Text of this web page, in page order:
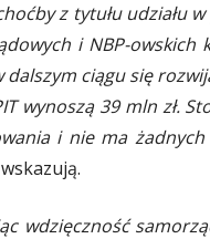
z tytułu udziału
i NBP-
dalszym ciągu się
wynoszą 39 mln zł.
i nie ma żadnych
wdzięczność